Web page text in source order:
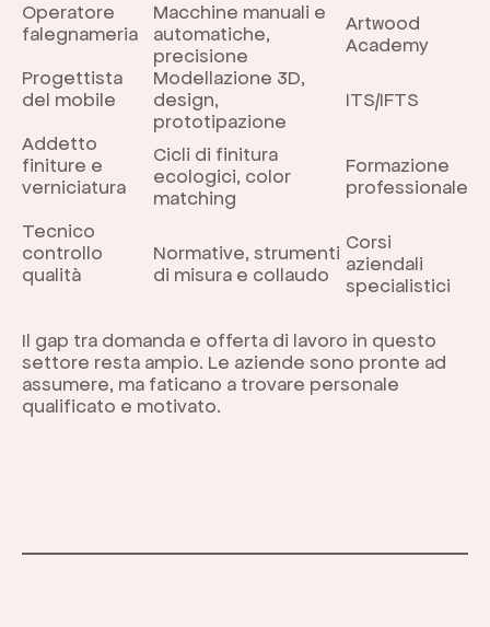
Operatore
falegnameria
Macchine manuali e
automatiche,
precisione
Artwood
Academy
Progettista
del mobile
Modellazione 3D,
design,
prototipazione
ITS/IFTS
Addetto
finiture e
verniciatura
Cicli di finitura
ecologici, color
matching
Formazione
professionale
Tecnico
controllo
qualità
Normative, strumenti
di misura e collaudo
Corsi
aziendali
specialistici
Il gap tra domanda e offerta di lavoro in questo
settore resta ampio. Le aziende sono pronte ad
assumere, ma faticano a trovare personale
qualificato e motivato.